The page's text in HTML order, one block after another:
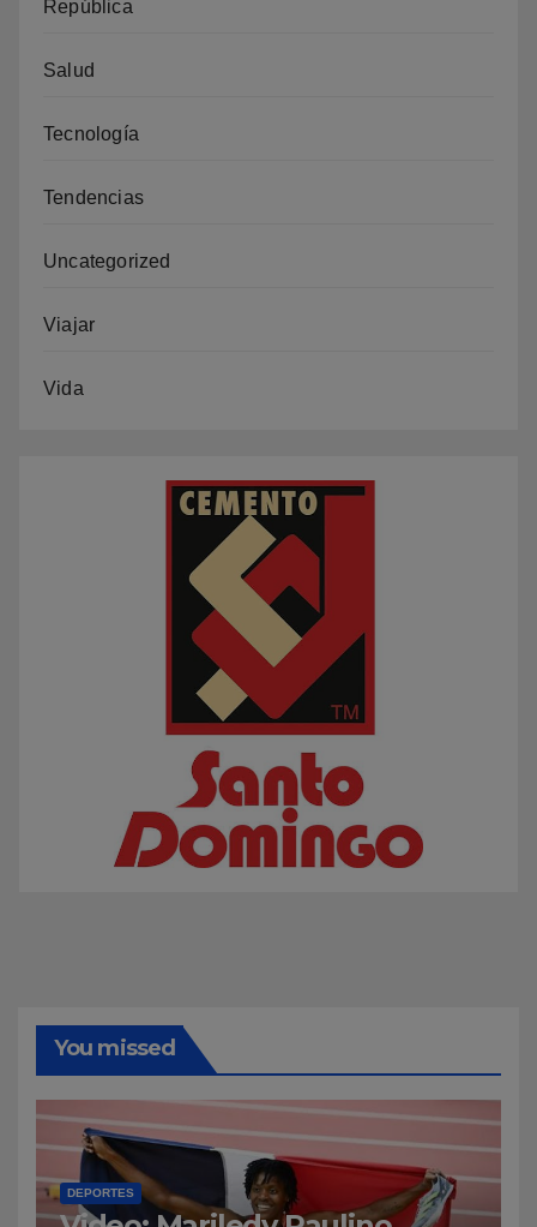
República
Salud
Tecnología
Tendencias
Uncategorized
Viajar
Vida
You missed
DEPORTES